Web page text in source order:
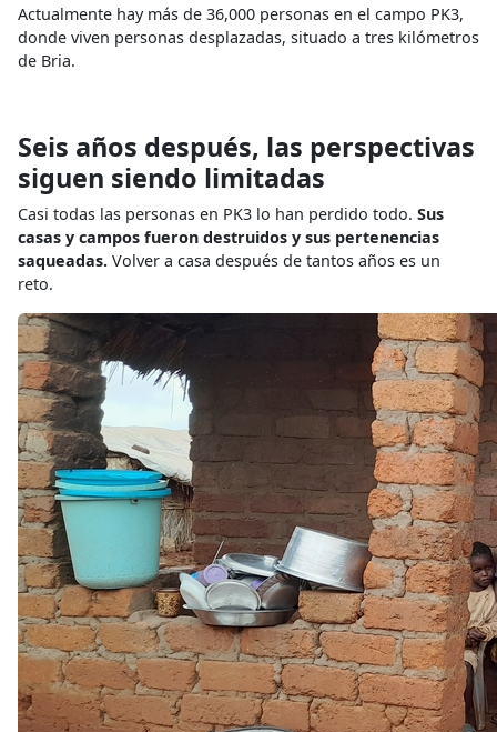
Actualmente hay más de 36,000 personas en el campo PK3,
donde viven personas desplazadas, situado a tres kilómetros
de Bria.
Seis años después, las perspectivas
siguen siendo limitadas
Casi todas las personas en PK3 lo han perdido todo. Sus
casas y campos fueron destruidos y sus pertenencias
saqueadas. Volver a casa después de tantos años es un
reto.